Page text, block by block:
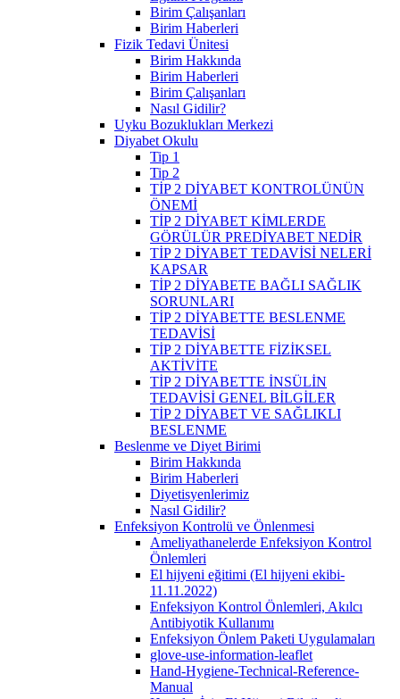
Birim Çalışanları
Birim Haberleri
Fizik Tedavi Ünitesi
Birim Hakkında
Birim Haberleri
Birim Çalışanları
Nasıl Gidilir?
Uyku Bozuklukları Merkezi
Diyabet Okulu
Tip 1
Tip 2
TİP 2 DİYABET KONTROLÜNÜN
ÖNEMİ
TİP 2 DİYABET KİMLERDE
GÖRÜLÜR PREDİYABET NEDİR
TİP 2 DİYABET TEDAVİSİ NELERİ
KAPSAR
TİP 2 DİYABETE BAĞLI SAĞLIK
SORUNLARI
TİP 2 DİYABETTE BESLENME
TEDAVİSİ
TİP 2 DİYABETTE FİZİKSEL
AKTİVİTE
TİP 2 DİYABETTE İNSÜLİN
TEDAVİSİ GENEL BİLGİLER
TİP 2 DİYABET VE SAĞLIKLI
BESLENME
Beslenme ve Diyet Birimi
Birim Hakkında
Birim Haberleri
Diyetisyenlerimiz
Nasıl Gidilir?
Enfeksiyon Kontrolü ve Önlenmesi
Ameliyathanelerde Enfeksiyon Kontrol
Önlemleri
El hijyeni eğitimi (El hijyeni ekibi-
11.11.2022)
Enfeksiyon Kontrol Önlemleri, Akılcı
Antibiyotik Kullanımı
Enfeksiyon Önlem Paketi Uygulamaları
glove-use-information-leaflet
Hand-Hygiene-Technical-Reference-
Manual